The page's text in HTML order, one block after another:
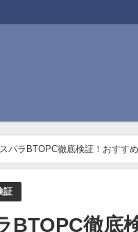
スパラBTOPC徹底検証！おすす
証
BTOPC徹底